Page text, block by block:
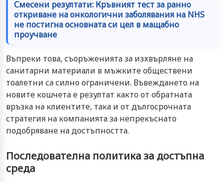
Смесени резултати: Кръвният тест за ранно
откриване на онкологични заболявания на NHS
не постигна основната си цел в мащабно
проучване
Въпреки това, съоръженията за изхвърляне на
санитарни материали в мъжките обществени
тоалетни са силно ограничени. Въвеждането на
новите кошчета е резултат както от обратната
връзка на клиентите, така и от дългосрочната
стратегия на компанията за непрекъснато
подобряване на достъпността.
Последователна политика за достъпна
среда